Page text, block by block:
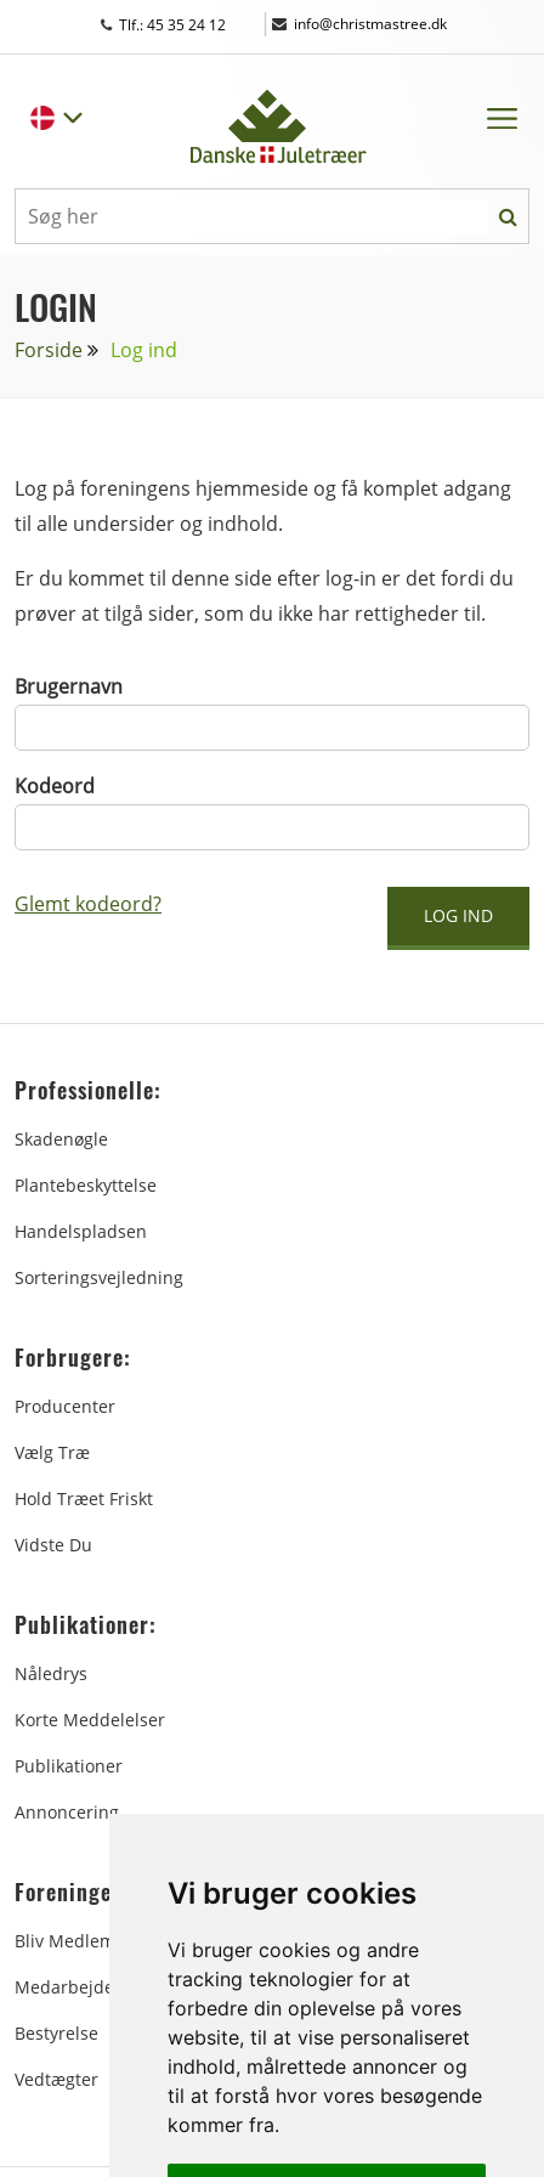
Vi bruger cookies
Vi bruger cookies og andre
tracking teknologier for at
forbedre din oplevelse på vores
website, til at vise personaliseret
indhold, målrettede annoncer og
til at forstå hvor vores besøgende
kommer fra.
Tlf.: 45 35 24 12 | info@christmastree.dk
LOGIN
Forside Log ind
Log på foreningens hjemmeside og få komplet adgang
til alle undersider og indhold.
Er du kommet til denne side efter log-in er det fordi du
prøver at tilgå sider, som du ikke har rettigheder til.
Brugernavn
Kodeord
Glemt kodeord?
Professionelle:
Skadenøgle
Plantebeskyttelse
Handelspladsen
Sorteringsvejledning
Forbrugere:
Producenter
Vælg Træ
Hold Træet Friskt
Vidste Du
Publikationer:
Nåledrys
Korte Meddelelser
Publikationer
Annoncering
Foreningen:
Bliv Medlem
Medarbejdere
Bestyrelse
Vedtægter